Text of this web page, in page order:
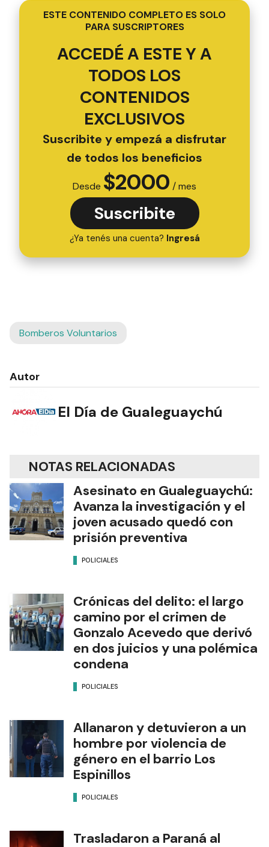
ESTE CONTENIDO COMPLETO ES SOLO
PARA SUSCRIPTORES
ACCEDÉ A ESTE Y A
TODOS LOS
CONTENIDOS
EXCLUSIVOS
Suscribite y empezá a disfrutar
de todos los beneficios
Desde $2000 / mes
Suscribite
¿Ya tenés una cuenta? Ingresá
Bomberos Voluntarios
Autor
El Día de Gualeguaychú
NOTAS RELACIONADAS
Asesinato en Gualeguaychú:
Avanza la investigación y el
joven acusado quedó con
prisión preventiva
POLICIALES
Crónicas del delito: el largo
camino por el crimen de
Gonzalo Acevedo que derivó
en dos juicios y una polémica
condena
POLICIALES
Allanaron y detuvieron a un
hombre por violencia de
género en el barrio Los
Espinillos
POLICIALES
Trasladaron a Paraná al